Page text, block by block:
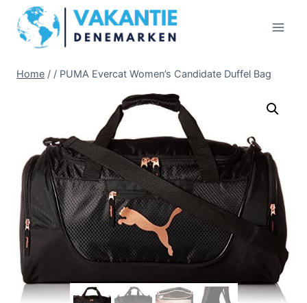
Doorgaan
naar
inhoud
Home / / PUMA Evercat Women’s Candidate Duffel Bag